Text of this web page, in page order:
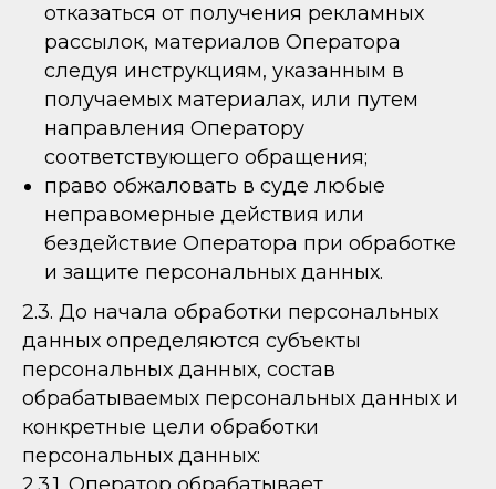
отказаться от получения рекламных
рассылок, материалов Оператора
следуя инструкциям, указанным в
получаемых материалах, или путем
направления Оператору
соответствующего обращения;
право обжаловать в суде любые
неправомерные действия или
бездействие Оператора при обработке
и защите персональных данных.
2.3. До начала обработки персональных
данных определяются субъекты
персональных данных, состав
обрабатываемых персональных данных и
конкретные цели обработки
персональных данных: